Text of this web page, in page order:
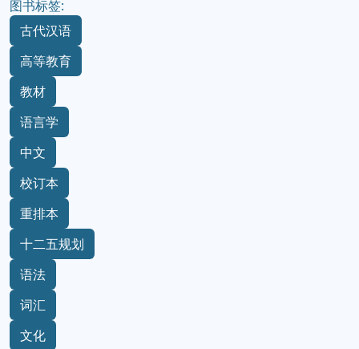
图书标签:
古代汉语
高等教育
教材
语言学
中文
校订本
重排本
十二五规划
语法
词汇
文化